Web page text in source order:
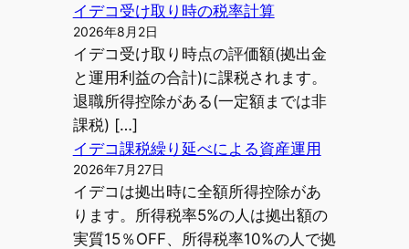
イデコ受け取り時の税率計算
2026年8月2日
イデコ受け取り時点の評価額(拠出金
と運用利益の合計)に課税されます。
退職所得控除がある(一定額までは非
課税) […]
イデコ課税繰り延べによる資産運用
2026年7月27日
イデコは拠出時に全額所得控除があ
ります。所得税率5%の人は拠出額の
実質15％OFF、所得税率10%の人で拠